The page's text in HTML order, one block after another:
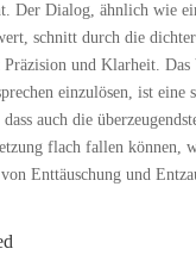
Der Dialog, ähnlich wie
schnitt durch die
und Klarheit. Das
einzulösen, ist eine
auch die
flach fallen können,
Enttäuschung und